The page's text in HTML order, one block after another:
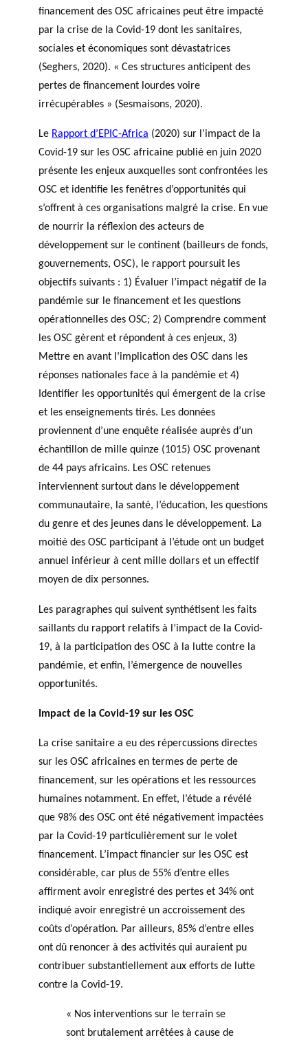
financement des OSC africaines peut être impacté
par la crise de la Covid-19 dont les sanitaires,
sociales et économiques sont dévastatrices
(Seghers, 2020). « Ces structures anticipent des
pertes de financement lourdes voire
irrécupérables » (Sesmaisons, 2020).
Le Rapport d’EPIC-Africa (2020) sur l’impact de la
Covid-19 sur les OSC africaine publié en juin 2020
présente les enjeux auxquelles sont confrontées les
OSC et identifie les fenêtres d’opportunités qui
s’offrent à ces organisations malgré la crise. En vue
de nourrir la réflexion des acteurs de
développement sur le continent (bailleurs de fonds,
gouvernements, OSC), le rapport poursuit les
objectifs suivants : 1) Évaluer l’impact négatif de la
pandémie sur le financement et les questions
opérationnelles des OSC; 2) Comprendre comment
les OSC gèrent et répondent à ces enjeux, 3)
Mettre en avant l’implication des OSC dans les
réponses nationales face à la pandémie et 4)
Identifier les opportunités qui émergent de la crise
et les enseignements tirés. Les données
proviennent d’une enquête réalisée auprès d’un
échantillon de mille quinze (1015) OSC provenant
de 44 pays africains. Les OSC retenues
interviennent surtout dans le développement
communautaire, la santé, l’éducation, les questions
du genre et des jeunes dans le développement. La
moitié des OSC participant à l’étude ont un budget
annuel inférieur à cent mille dollars et un effectif
moyen de dix personnes.
Les paragraphes qui suivent synthétisent les faits
saillants du rapport relatifs à l’impact de la Covid-
19, à la participation des OSC à la lutte contre la
pandémie, et enfin, l’émergence de nouvelles
opportunités.
Impact de la Covid-19 sur les OSC
La crise sanitaire a eu des répercussions directes
sur les OSC africaines en termes de perte de
financement, sur les opérations et les ressources
humaines notamment. En effet, l’étude a révélé
que 98% des OSC ont été négativement impactées
par la Covid-19 particulièrement sur le volet
financement. L’impact financier sur les OSC est
considérable, car plus de 55% d’entre elles
affirment avoir enregistré des pertes et 34% ont
indiqué avoir enregistré un accroissement des
coûts d’opération. Par ailleurs, 85% d’entre elles
ont dû renoncer à des activités qui auraient pu
contribuer substantiellement aux efforts de lutte
contre la Covid-19.
« Nos interventions sur le terrain se
sont brutalement arrêtées à cause de